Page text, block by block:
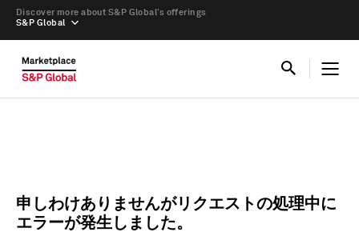
S&P Global
Discover more about S&P Global’s offerings
申しわけありませんがリクエストの処理中に
エラーが発生しました。